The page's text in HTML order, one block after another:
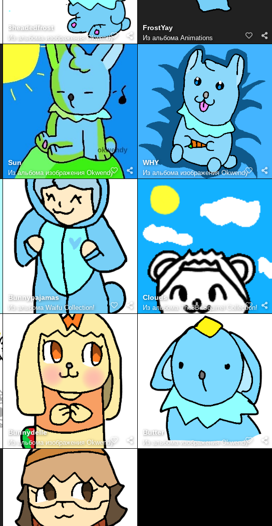
3headedfrost
Из альбомаизображения Okwendy
FrostYay
Из альбома Animations
Sun
Из альбомаизображения Okwendy
WHY
Из альбомаизображения Okwendy
Bunnypajamas
Из альбомаWaifu Collection!
Clouds
Из альбома The8BitSquirrel Collection!
Bunnydelle
Из альбомаизображения Okwendy
Butter
Из альбомаизображения Okwendy